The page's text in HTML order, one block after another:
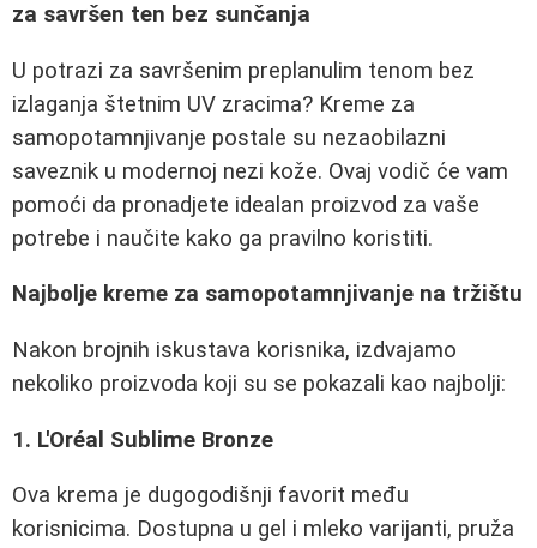
za savršen ten bez sunčanja
U potrazi za savršenim preplanulim tenom bez
izlaganja štetnim UV zracima? Kreme za
samopotamnjivanje postale su nezaobilazni
saveznik u modernoj nezi kože. Ovaj vodič će vam
pomoći da pronadjete idealan proizvod za vaše
potrebe i naučite kako ga pravilno koristiti.
Najbolje kreme za samopotamnjivanje na tržištu
Nakon brojnih iskustava korisnika, izdvajamo
nekoliko proizvoda koji su se pokazali kao najbolji:
1. L'Oréal Sublime Bronze
Ova krema je dugogodišnji favorit među
korisnicima. Dostupna u gel i mleko varijanti, pruža